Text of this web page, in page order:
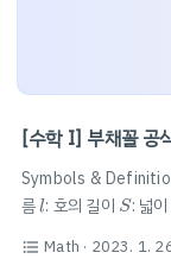
[수학 I] 부채꼴 공
Symbols &
름ll: 호의 길이 S
S: 넓
넓이 공식 S= 12r 2
format_list_bulleted Math · 2023. 1.